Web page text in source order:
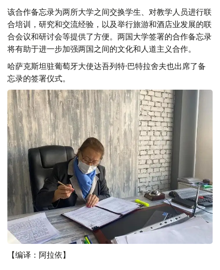
该合作备忘录为两所大学之间交换学生、对教学人员进行联
合培训，研究和交流经验，以及举行旅游和酒店业发展的联
合会议和研讨会等提供了方便。两国大学签署的合作备忘录
将有助于进一步加强两国之间的文化和人道主义合作。
哈萨克斯坦驻葡萄牙大使达吾列特·巴特拉舍夫也出席了备
忘录的签署仪式。
【编译：阿拉依】